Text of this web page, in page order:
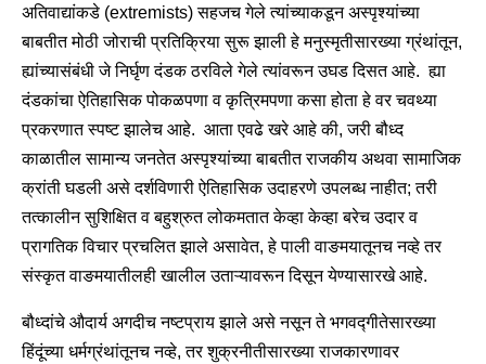
अतिवाद्यांकडे (extremists) सहजच गेले त्यांच्याकडून अस्पृश्यांच्या
बाबतीत मोठी जोराची प्रतिक्रिया सुरू झाली हे मनुस्मृतीसारख्या ग्रंथांतून,
ह्यांच्यासंबंधी जे निर्घृण दंडक ठरविले गेले त्यांवरून उघड दिसत आहे. ह्या
दंडकांचा ऐतिहासिक पोकळपणा व कृत्रिमपणा कसा होता हे वर चवथ्या
प्रकरणात स्पष्ट झालेच आहे. आता एवढे खरे आहे की, जरी बौध्द
काळातील सामान्य जनतेत अस्पृश्यांच्या बाबतीत राजकीय अथवा सामाजिक
क्रांती घडली असे दर्शविणारी ऐतिहासिक उदाहरणे उपलब्ध नाहीत; तरी
तत्कालीन सुशिक्षित व बहुश्रुत लोकमतात केव्हा केव्हा बरेच उदार व
प्रागतिक विचार प्रचलित झाले असावेत, हे पाली वाङमयातूनच नव्हे तर
संस्कृत वाङमयातीलही खालील उताऱ्यावरून दिसून येण्यासारखे आहे.
बौध्दांचे औदार्य अगदीच नष्टप्राय झाले असे नसून ते भगवद्गीतेसारख्या
हिंदूंच्या धर्मग्रंथांतूनच नव्हे, तर शुक्रनीतीसारख्या राजकारणावर